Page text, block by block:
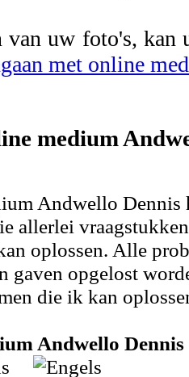
van uw foto's, kan
met online
medium
Andwello Dennis
allerlei
oplossen. Alle
gaven opgelost
die ik kan
Andwello